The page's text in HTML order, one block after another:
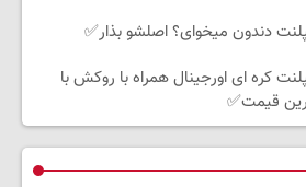
دندون میخوای؟ اصلشو بذار✅
کره ای اورجینال همراه با روکش با
قیمت✅